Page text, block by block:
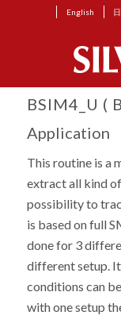
English
BSIM4_U (
Application
This routine is a
extract all kind
possibility to
is based on full
done for 3
different setup.
conditions can
with one setup